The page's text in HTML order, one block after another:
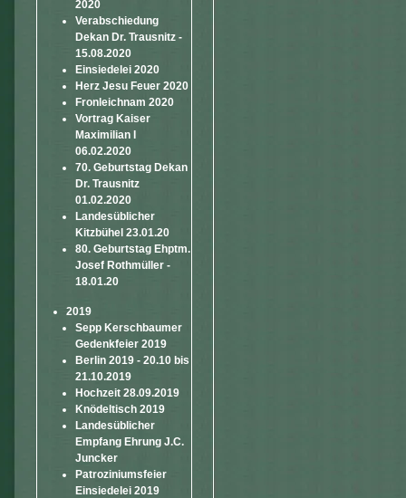
2020
Verabschiedung
Dekan Dr. Trausnitz -
15.08.2020
Einsiedelei 2020
Herz Jesu Feuer 2020
Fronleichnam 2020
Vortrag Kaiser
Maximilian I
06.02.2020
70. Geburtstag Dekan
Dr. Trausnitz
01.02.2020
Landesüblicher
Kitzbühel 23.01.20
80. Geburtstag Ehptm.
Josef Rothmüller -
18.01.20
2019
Sepp Kerschbaumer
Gedenkfeier 2019
Berlin 2019 - 20.10 bis
21.10.2019
Hochzeit 28.09.2019
Knödeltisch 2019
Landesüblicher
Empfang Ehrung J.C.
Juncker
Patroziniumsfeier
Einsiedelei 2019